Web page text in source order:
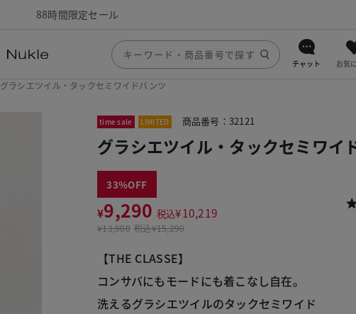
88時間限定セール
チャット お気
グラシエツイル・タックセミワイドパンツ
time sale LIMITED 商品番号：32121
グラシエツイル・タックセミワイ
33
¥9,290 税込¥10,219
¥13,900 税込¥15,290
【THE CLASSE】
コンサバにもモードにも着こなし自在。
洗えるグラシエツイルのタックセミワイド